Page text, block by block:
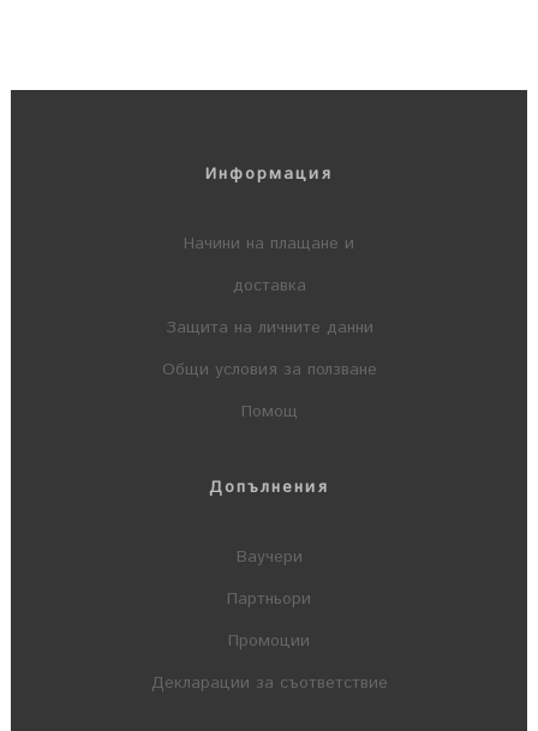
Информация
Начини на плащане и
доставка
Защита на личните данни
Общи условия за ползване
Помощ
Допълнения
Ваучери
Партньори
Промоции
Декларации за съответствие